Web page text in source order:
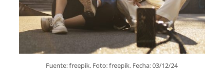
Fuente: freepik. Foto: freepik. Fecha: 03/12/24